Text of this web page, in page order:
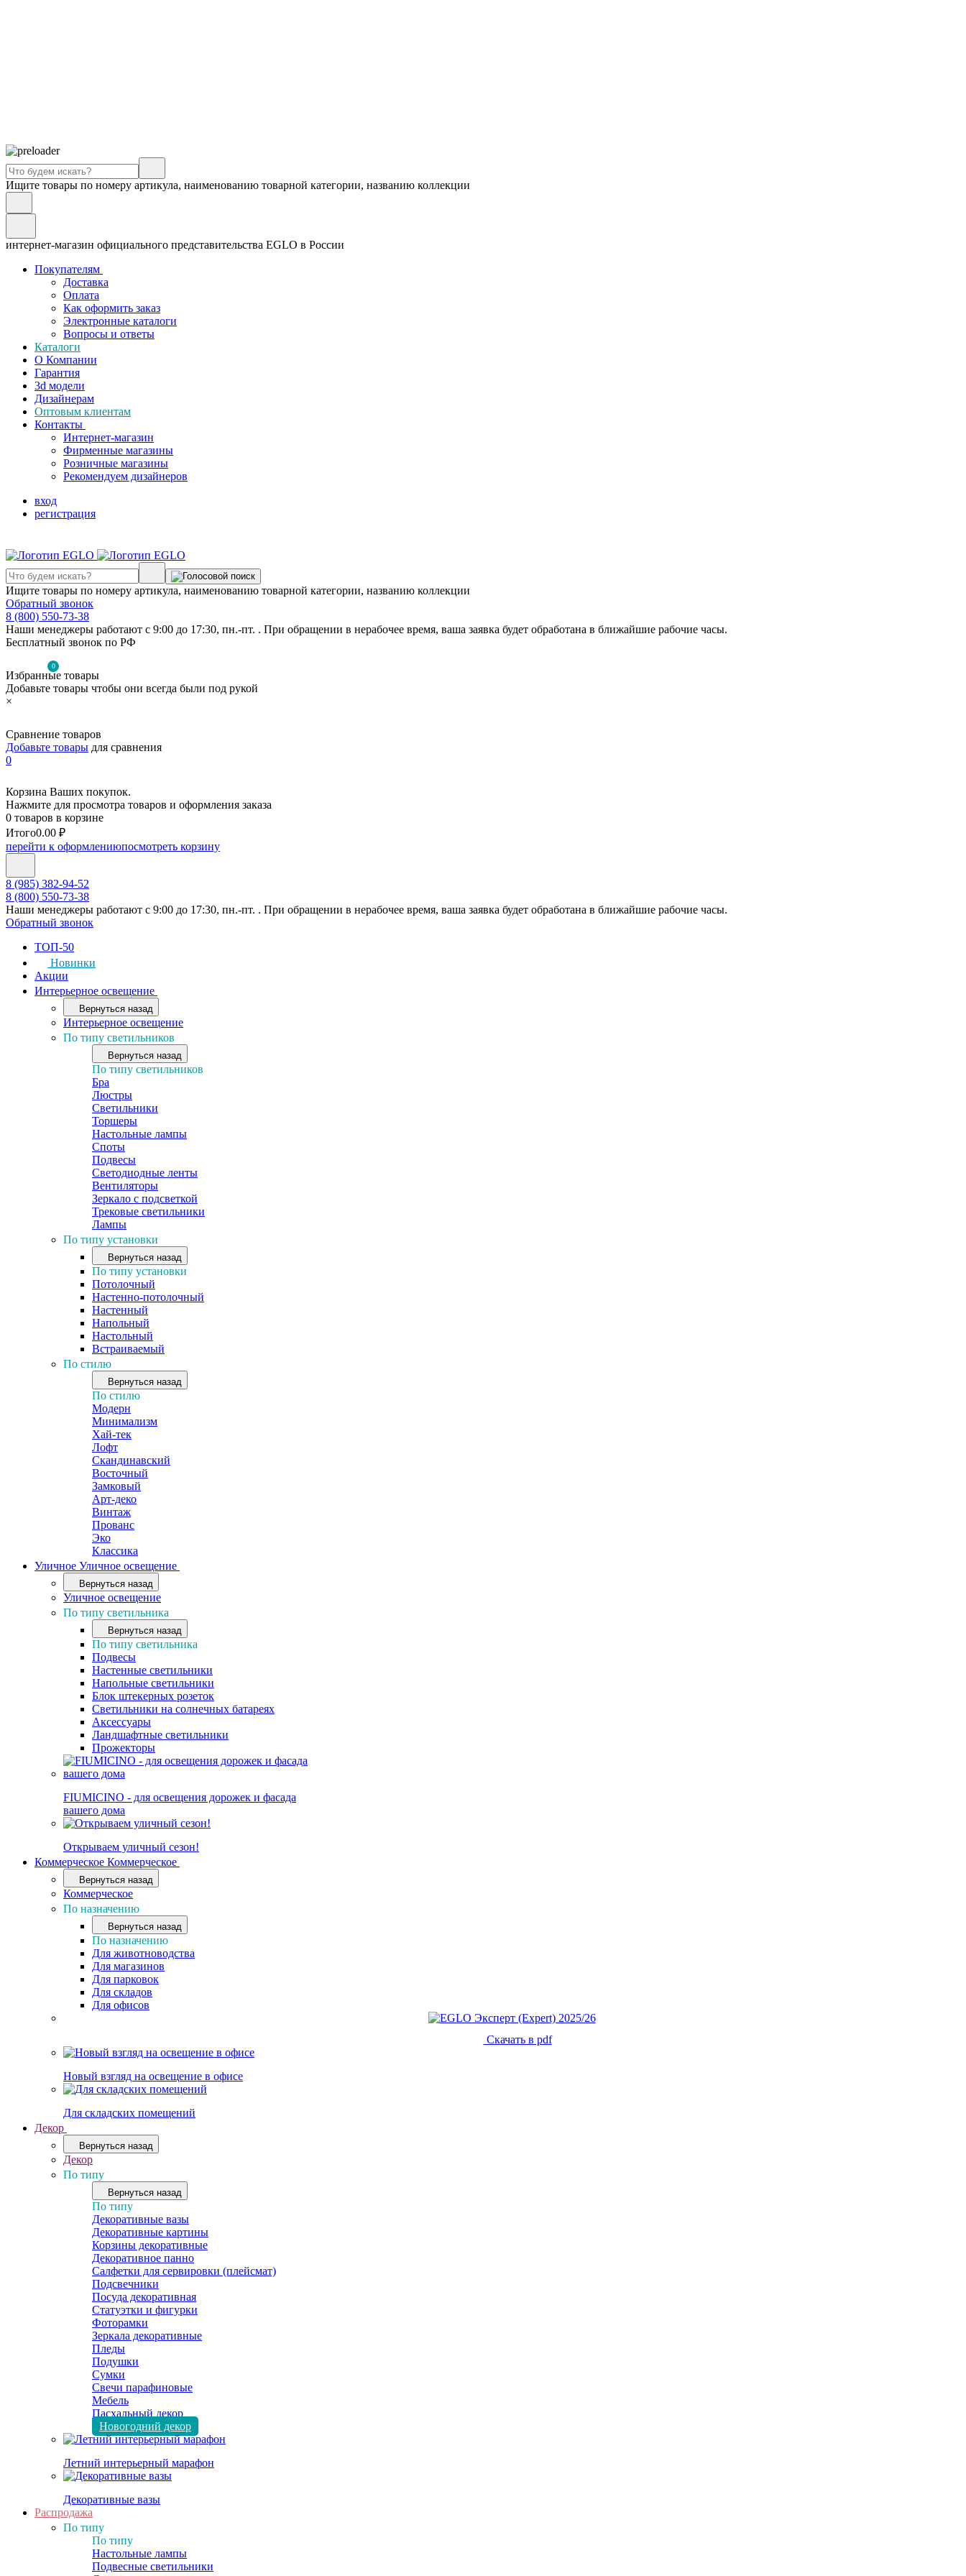
Ищите товары по номеру артикула, наименованию товарной категории, названию коллекции
интернет-магазин официального представительства EGLO в России
Покупателям
Доставка
Оплата
Как оформить заказ
Электронные каталоги
Вопросы и ответы
Каталоги
О Компании
Гарантия
3d модели
Дизайнерам
Оптовым клиентам
Контакты
Интернет-магазин
Фирменные магазины
Розничные магазины
Рекомендуем дизайнеров
вход
регистрация
Ищите товары по номеру артикула, наименованию товарной категории, названию коллекции
Обратный звонок
8 (800) 550-73-38
Наши менеджеры работают с 9:00 до 17:30, пн.-пт. . При обращении в нерабочее время, ваша заявка будет обработана в ближайшие рабочие часы.
Бесплатный звонок по РФ
0
Избранные товары
Добавьте товары чтобы они всегда были под рукой
×
Сравнение товаров
Добавьте товары для сравнения
0
Корзина Ваших покупок.
Нажмите для просмотра товаров и оформления заказа
0 товаров в корзине
Итого0.00 ₽
перейти к оформлениюпосмотреть корзину
8 (985) 382-94-52
8 (800) 550-73-38
Наши менеджеры работают с 9:00 до 17:30, пн.-пт. . При обращении в нерабочее время, ваша заявка будет обработана в ближайшие рабочие часы.
Обратный звонок
ТОП-50
Новинки
Акции
Интерьерное освещение
Вернуться назад
Интерьерное освещение
По типу светильников
Вернуться назад
По типу светильников
Бра
Люстры
Светильники
Торшеры
Настольные лампы
Споты
Подвесы
Светодиодные ленты
Вентиляторы
Зеркало с подсветкой
Трековые светильники
Лампы
По типу установки
Вернуться назад
По типу установки
Потолочный
Настенно-потолочный
Настенный
Напольный
Настольный
Встраиваемый
По стилю
Вернуться назад
По стилю
Модерн
Минимализм
Хай-тек
Лофт
Скандинавский
Восточный
Замковый
Арт-деко
Винтаж
Прованс
Эко
Классика
Уличное Уличное освещение
Вернуться назад
Уличное освещение
По типу светильника
Вернуться назад
По типу светильника
Подвесы
Настенные светильники
Напольные светильники
Блок штекерных розеток
Светильники на солнечных батареях
Аксессуары
Ландшафтные светильники
Прожекторы
FIUMICINO - для освещения дорожек и фасада
вашего дома
Открываем уличный сезон!
Коммерческое Коммерческое
Вернуться назад
Коммерческое
По назначению
Вернуться назад
По назначению
Для животноводства
Для магазинов
Для парковок
Для складов
Для офисов
Скачать в pdf
Новый взгляд на освещение в офисе
Для складских помещений
Декор
Вернуться назад
Декор
По типу
Вернуться назад
По типу
Декоративные вазы
Декоративные картины
Корзины декоративные
Декоративное панно
Салфетки для сервировки (плейсмат)
Подсвечники
Посуда декоративная
Статуэтки и фигурки
Фоторамки
Зеркала декоративные
Пледы
Подушки
Сумки
Свечи парафиновые
Мебель
Пасхальный декор
Новогодний декор
Летний интерьерный марафон
Декоративные вазы
Распродажа
По типу
По типу
Настольные лампы
Подвесные светильники